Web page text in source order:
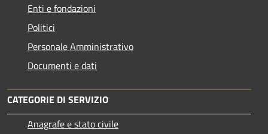
Enti e fondazioni
Politici
Personale Amministrativo
Documenti e dati
CATEGORIE DI SERVIZIO
Anagrafe e stato civile